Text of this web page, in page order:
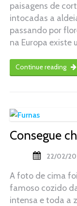
paisagens de
intocadas a
passando por
na Europa existe
Continue reading
Consegue
22/02/
A foto de cima
famoso cozido
intensa e toda a